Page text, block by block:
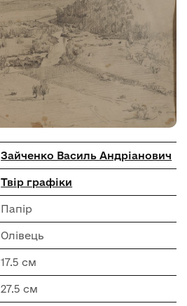
Зайченко Василь Андріанович
Твір графіки
Папір
Олівець
17.5 см
27.5 см